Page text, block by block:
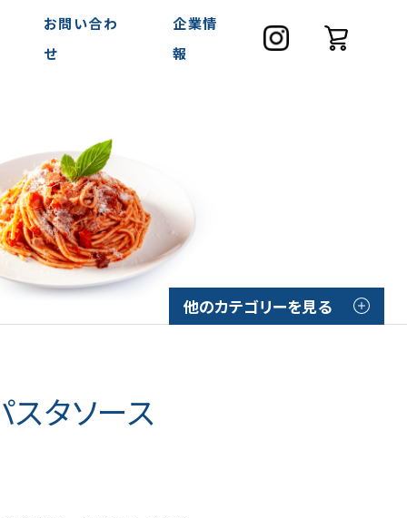
お問い合わ
せ
企業情
報
他のカテゴリーを見る
タソース